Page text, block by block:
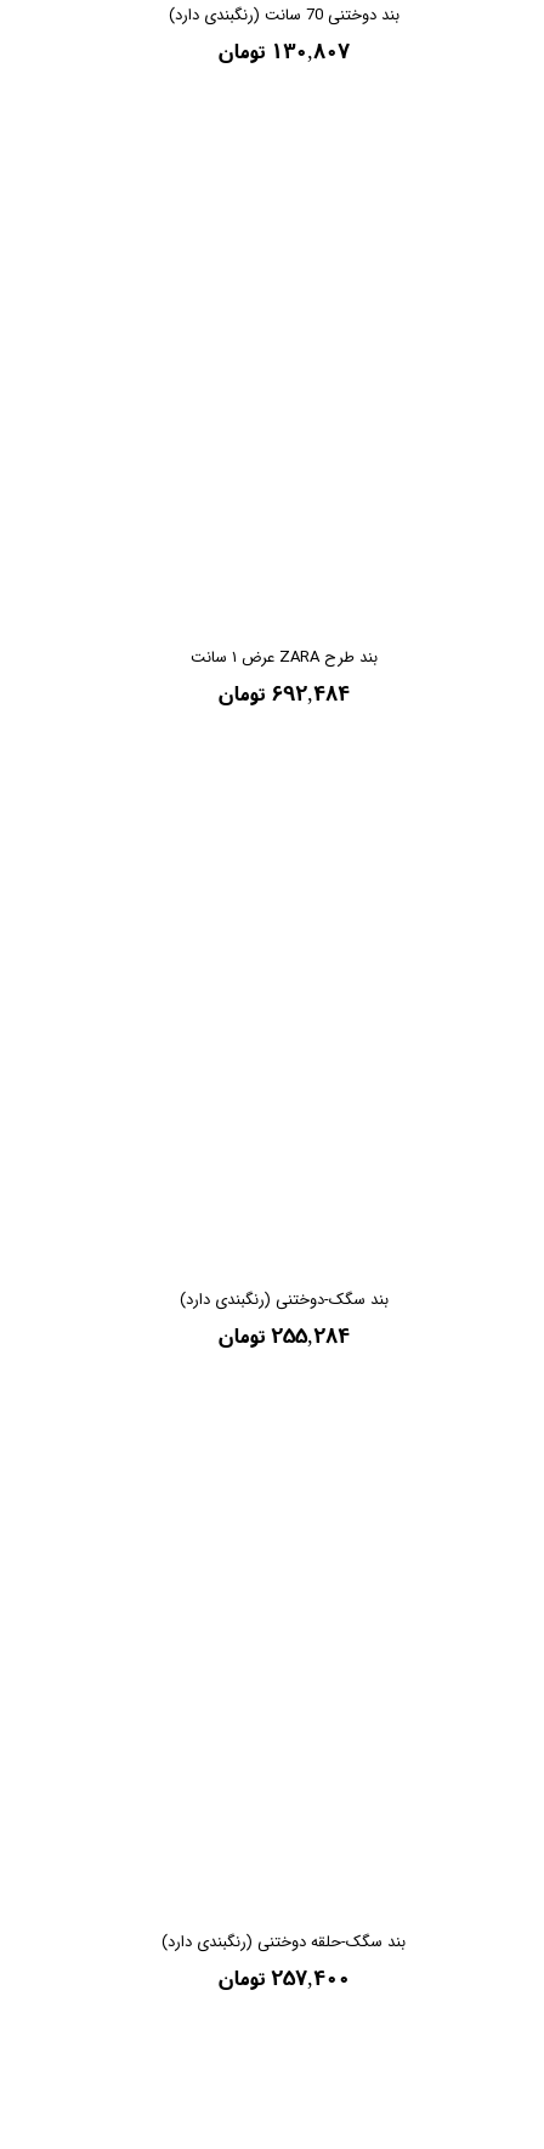
بند دوختنی 70 سانت (رنگبندی دارد)
۱۳۰,۸۰۷ تومان
بند طرح ZARA عرض ۱ سانت
۶۹۲,۴۸۴ تومان
بند سگک-دوختنی (رنگبندی دارد)
۲۵۵,۲۸۴ تومان
بند سگک-حلقه دوختنی (رنگبندی دارد)
۲۵۷,۴۰۰ تومان